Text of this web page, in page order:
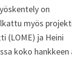
on
myös
(LOME) ja Heini
koko hankkeen